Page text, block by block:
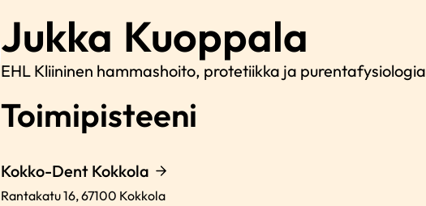
Jukka Kuoppala
EHL Kliininen hammashoito, protetiikka ja purentafysiologia
Toimipisteeni
Kokko-Dent Kokkola
Rantakatu 16,67100 Kokkola